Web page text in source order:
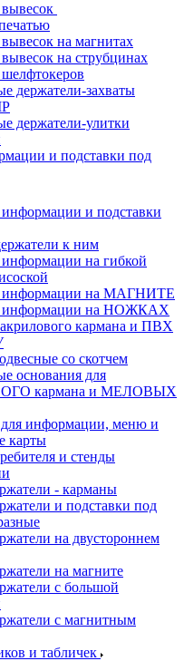
на магнитах
на струбцинах
держатели-захваты
держатели-улитки
и подставки под
и подставки
к ним
на гибкой
информации на МАГНИТЕ
информации на НОЖКАХ
кармана и ПВХ
со скотчем
основания для
кармана и МЕЛОВЫХ
информации, меню и
карты
и стенды
- карманы
и подставки под
на двустороннем
на магните
с большой
с магнитным
и табличек